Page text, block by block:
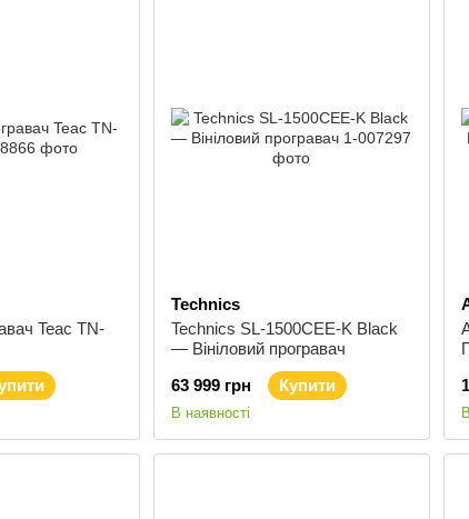
Teac TN-
Technics
Technics SL-1500CEE-K Black
— Вініловий програвач
63 999 грн
Купити
В наявності